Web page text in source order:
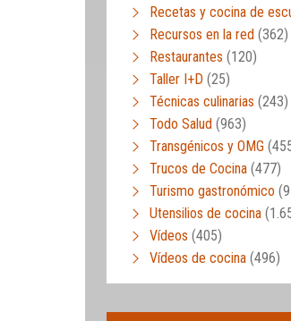
Recetas y cocina de
Recursos en la red (362)
Restaurantes (120)
Taller I+D (25)
Técnicas culinarias (243)
Todo Salud (963)
Transgénicos y OMG
Trucos de Cocina (477)
Turismo gastronómico
Utensilios de cocina
Vídeos (405)
Vídeos de cocina (496)